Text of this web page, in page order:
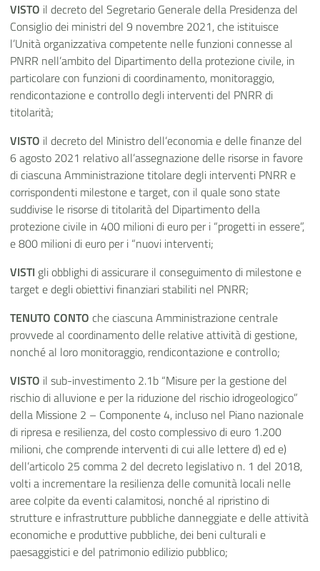
VISTO il decreto del Segretario Generale della Presidenza del
Consiglio dei ministri del 9 novembre 2021, che istituisce
l’Unità organizzativa competente nelle funzioni connesse al
PNRR nell’ambito del Dipartimento della protezione civile, in
particolare con funzioni di coordinamento, monitoraggio,
rendicontazione e controllo degli interventi del PNRR di
titolarità;
VISTO il decreto del Ministro dell’economia e delle finanze del
6 agosto 2021 relativo all’assegnazione delle risorse in favore
di ciascuna Amministrazione titolare degli interventi PNRR e
corrispondenti milestone e target, con il quale sono state
suddivise le risorse di titolarità del Dipartimento della
protezione civile in 400 milioni di euro per i “progetti in essere”,
e 800 milioni di euro per i “nuovi interventi;
VISTI gli obblighi di assicurare il conseguimento di milestone e
target e degli obiettivi finanziari stabiliti nel PNRR;
TENUTO CONTO che ciascuna Amministrazione centrale
provvede al coordinamento delle relative attività di gestione,
nonché al loro monitoraggio, rendicontazione e controllo;
VISTO il sub-investimento 2.1b “Misure per la gestione del
rischio di alluvione e per la riduzione del rischio idrogeologico”
della Missione 2 – Componente 4, incluso nel Piano nazionale
di ripresa e resilienza, del costo complessivo di euro 1.200
milioni, che comprende interventi di cui alle lettere d) ed e)
dell’articolo 25 comma 2 del decreto legislativo n. 1 del 2018,
volti a incrementare la resilienza delle comunità locali nelle
aree colpite da eventi calamitosi, nonché al ripristino di
strutture e infrastrutture pubbliche danneggiate e delle attività
economiche e produttive pubbliche, dei beni culturali e
paesaggistici e del patrimonio edilizio pubblico;